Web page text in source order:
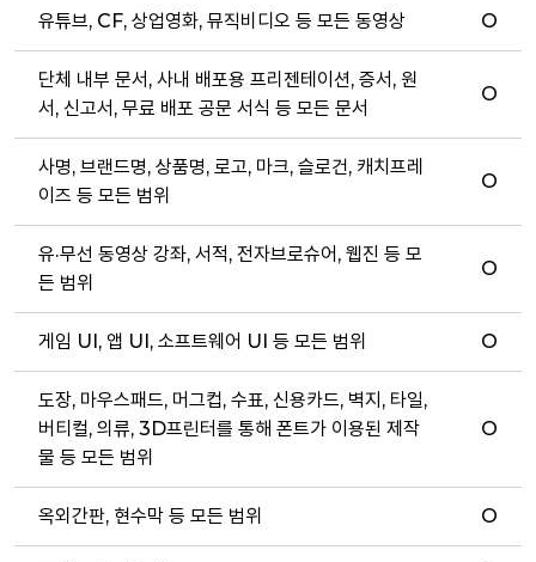
유튜브, CF, 상업영화, 뮤직비디오 등 모든 동영상 O
단체 내부 문서, 사내 배포용 프리젠테이션, 증서, 원
서, 신고서, 무료 배포 공문 서식 등 모든 문서
O
사명, 브랜드명, 상품명, 로고, 마크, 슬로건, 캐치프레
이즈 등 모든 범위
O
유·무선 동영상 강좌, 서적, 전자브로슈어, 웹진 등 모
든 범위
O
게임 UI, 앱 UI, 소프트웨어 UI 등 모든 범위 O
도장, 마우스패드, 머그컵, 수표, 신용카드, 벽지, 타일,
버티컬, 의류, 3D프린터를 통해 폰트가 이용된 제작
물 등 모든 범위
O
옥외간판, 현수막 등 모든 범위 O